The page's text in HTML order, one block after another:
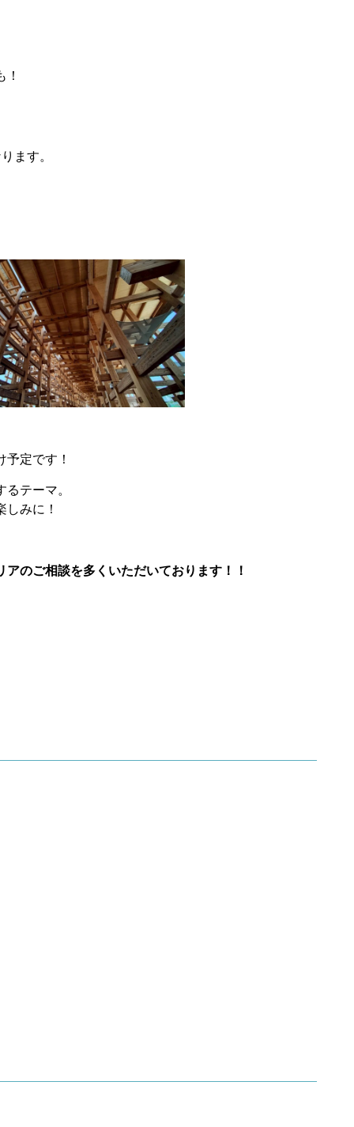
ます。
予定です！
テーマ。
みに！
のご相談を多くいただいております！！